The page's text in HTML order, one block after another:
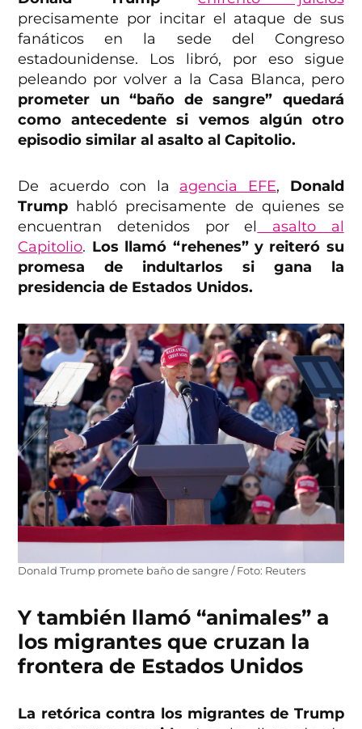
precisamente por incitar el ataque de sus
fanáticos en la sede del Congreso
estadounidense. Los libró, por eso sigue
peleando por volver a la Casa Blanca, pero
prometer un “baño de sangre” quedará
como antecedente si vemos algún otro
episodio similar al asalto al Capitolio.
De acuerdo con la agencia EFE, Donald
Trump habló precisamente de quienes se
encuentran detenidos por el
asalto al
Capitolio. Los llamó “rehenes” y reiteró su
promesa de indultarlos si gana la
presidencia de Estados Unidos.
Donald Trump promete baño de sangre / Foto: Reuters
Y también llamó “animales” a
los migrantes que cruzan la
frontera de Estados Unidos
La retórica contra los migrantes de Trump